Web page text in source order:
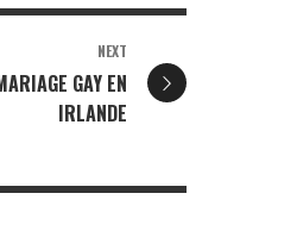
NEXT
GAY EN
IRLANDE